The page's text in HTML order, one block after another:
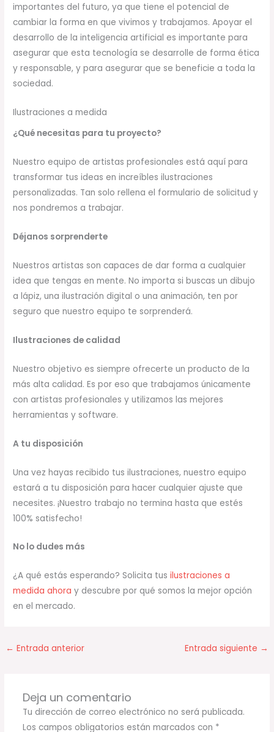
importantes del futuro, ya que tiene el potencial de
cambiar la forma en que vivimos y trabajamos. Apoyar el
desarrollo de la inteligencia artificial es importante para
asegurar que esta tecnología se desarrolle de forma ética
y responsable, y para asegurar que se beneficie a toda la
sociedad.
Ilustraciones a medida
¿Qué necesitas para tu proyecto?
Nuestro equipo de artistas profesionales está aquí para
transformar tus ideas en increíbles ilustraciones
personalizadas. Tan solo rellena el formulario de solicitud y
nos pondremos a trabajar.
Déjanos sorprenderte
Nuestros artistas son capaces de dar forma a cualquier
idea que tengas en mente. No importa si buscas un dibujo
a lápiz, una ilustración digital o una animación, ten por
seguro que nuestro equipo te sorprenderá.
Ilustraciones de calidad
Nuestro objetivo es siempre ofrecerte un producto de la
más alta calidad. Es por eso que trabajamos únicamente
con artistas profesionales y utilizamos las mejores
herramientas y software.
A tu disposición
Una vez hayas recibido tus ilustraciones, nuestro equipo
estará a tu disposición para hacer cualquier ajuste que
necesites. ¡Nuestro trabajo no termina hasta que estés
100% satisfecho!
No lo dudes más
¿A qué estás esperando? Solicita tusilustraciones a
medida ahora y descubre por qué somos la mejor opción
en el mercado.
← Entrada anterior Entrada siguiente →
Deja un comentario
Tu dirección de correo electrónico no será publicada.
Los campos obligatorios están marcados con *